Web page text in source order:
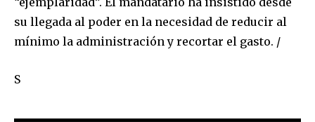
su llegada al poder en la necesidad de reducir al
mínimo la administración y recortar el gasto. /
S